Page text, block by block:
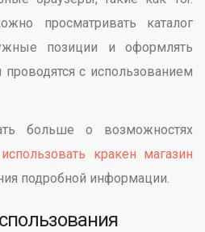
просматривать каталог
позиции и оформлять
с использованием
больше о возможностях
кракен магазин
подробной информации.